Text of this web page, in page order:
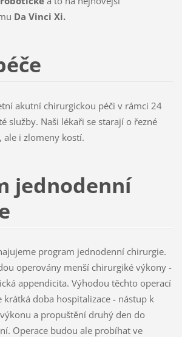
Da Vinci Xi.
akutní chirurgickou péči v rámci 24
služby. Naši lékaři se starají o řezné
ale i zlomeny kostí.
jednodenní
program jednodenní chirurgie.
operovány menší chirurgiké výkony -
appendicita. Výhodou těchto operací
krátká doba hospitalizace - nástup k
a propuštění druhý den do
Operace budou ale probíhat ve